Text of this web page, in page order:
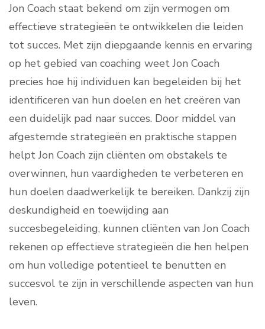
Jon Coach staat bekend om zijn vermogen om
effectieve strategieën te ontwikkelen die leiden
tot succes. Met zijn diepgaande kennis en ervaring
op het gebied van coaching weet Jon Coach
precies hoe hij individuen kan begeleiden bij het
identificeren van hun doelen en het creëren van
een duidelijk pad naar succes. Door middel van
afgestemde strategieën en praktische stappen
helpt Jon Coach zijn cliënten om obstakels te
overwinnen, hun vaardigheden te verbeteren en
hun doelen daadwerkelijk te bereiken. Dankzij zijn
deskundigheid en toewijding aan
succesbegeleiding, kunnen cliënten van Jon Coach
rekenen op effectieve strategieën die hen helpen
om hun volledige potentieel te benutten en
succesvol te zijn in verschillende aspecten van hun
leven.